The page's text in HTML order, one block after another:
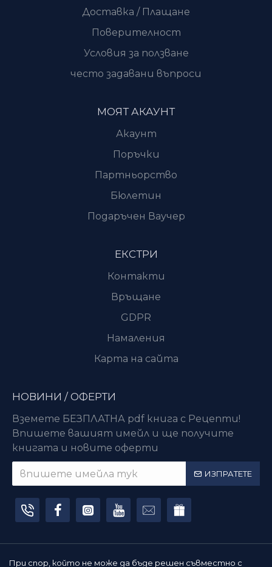
Доставка / Плащане
Поверителност
Условия за ползване
често задавани въпроси
МОЯТ АКАУНТ
Акаунт
Поръчки
Партньорство
Бюлетин
Подаръчен Ваучер
ЕКСТРИ
Контакти
Връщане
GDPR
Намаления
Карта на сайта
НОВИНИ / ОФЕРТИ
Вземете БЕЗПЛАТНА pdf книга с Рецепти!
Впишете вашият имейл и ще получите
книгата и новите оферти
ИЗПРАТЕТЕ
При спор, който не може да бъде решен съвместно с